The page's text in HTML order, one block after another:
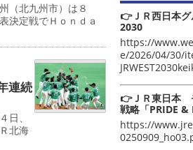
（北九州市）は８
決定戦でＨｏｎｄａ
連続
日、
北海
👉ＪＲ西日本
2030
https://
e/2026/04/30/
👉ＪＲ東日本
戦略「PRIDE &
https://